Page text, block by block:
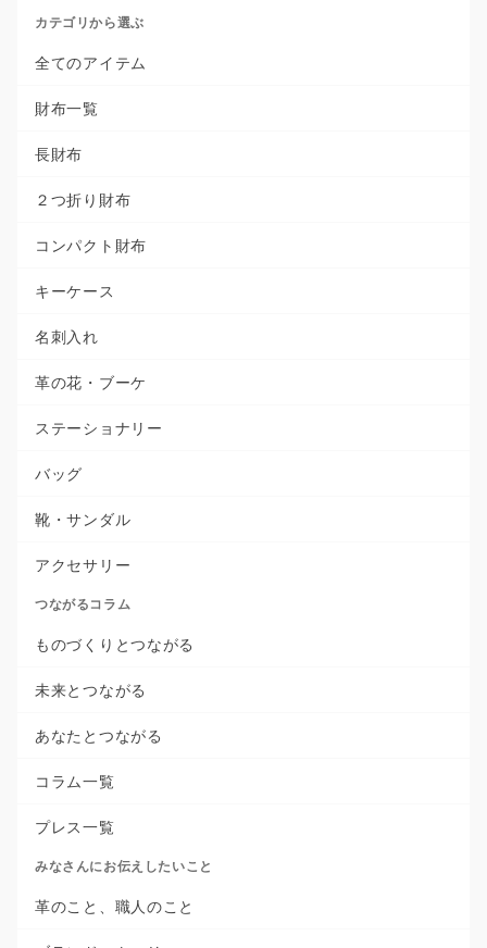
カテゴリから選ぶ
全てのアイテム
財布一覧
長財布
２つ折り財布
コンパクト財布
キーケース
名刺入れ
革の花・ブーケ
ステーショナリー
バッグ
靴・サンダル
アクセサリー
つながるコラム
ものづくりとつながる
未来とつながる
あなたとつながる
コラム一覧
プレス一覧
みなさんにお伝えしたいこと
革のこと、職人のこと